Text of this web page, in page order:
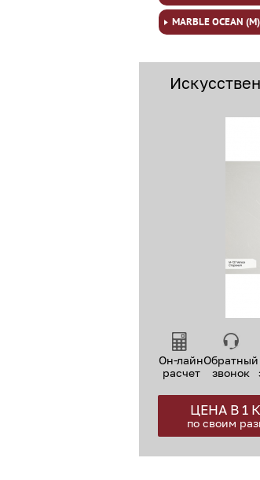
MARBLE OCEAN
Он-лайн
расчет
Обратный
звонок
ЦЕНА В 1
по своим